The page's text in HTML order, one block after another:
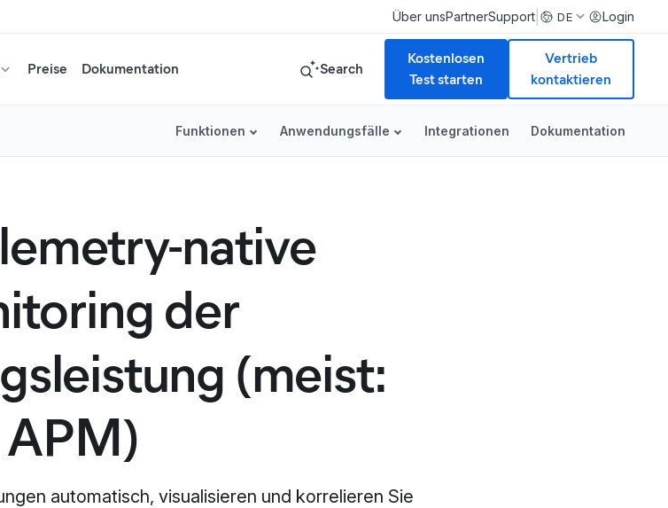
Über unsPartnerSupport DE Login
Preise Dokumentation Search
Kostenlosen
Test starten
Vertrieb
kontaktieren
Funktionen Anwendungsfälle Integrationen Dokumentation
native
der
(meist:
APM)
automatisch, visualisieren und korrelieren Sie